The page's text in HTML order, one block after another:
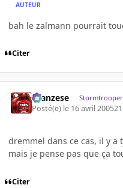
AUTEUR
bah le zalmann pourrait
Citer
ilcanzese Stormtrooper
Posté(e) le 16 avril 2005
dremmel dans ce cas, il y a
mais je pense pas que ça
Citer